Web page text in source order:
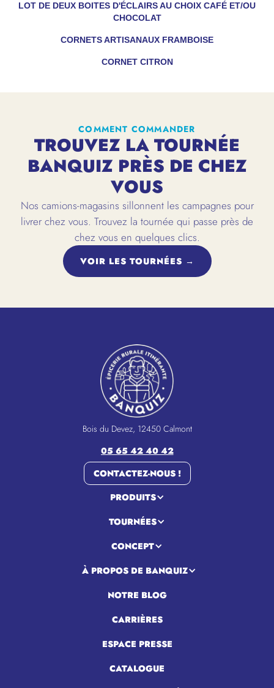
LOT DE DEUX BOITES D'ÉCLAIRS AU CHOIX CAFÉ ET/OU
CHOCOLAT
CORNETS ARTISANAUX FRAMBOISE
CORNET CITRON
COMMENT COMMANDER
TROUVEZ LA TOURNÉE
BANQUIZ PRÈS DE CHEZ
VOUS
Nos camions-magasins sillonnent les campagnes pour
livrer chez vous. Trouvez la tournée qui passe près de
chez vous en quelques clics.
VOIR LES TOURNÉES →
Bois du Devez, 12450 Calmont
05 65 42 40 42
CONTACTEZ-NOUS !
PRODUITS
TOURNÉES
CONCEPT
À PROPOS DE BANQUIZ
NOTRE BLOG
CARRIÈRES
ESPACE PRESSE
CATALOGUE